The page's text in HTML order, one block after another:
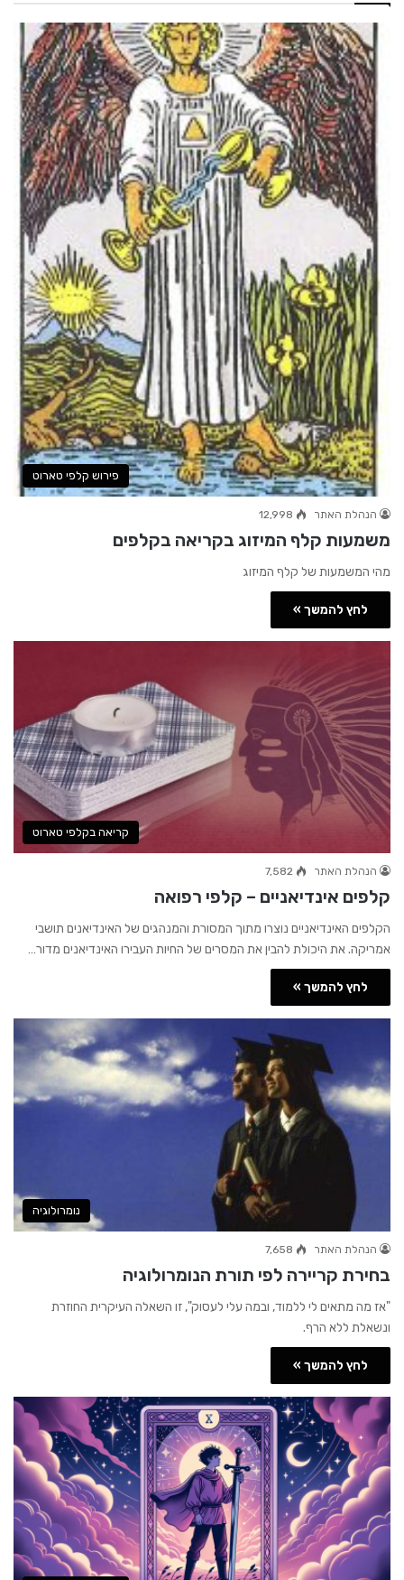
פירוש קלפי טארוט
הנהלת האתר 12,998
משמעות קלף המיזוג בקריאה בקלפים
מהי המשמעות של קלף המיזוג
לחץ להמשך »
קריאה בקלפי טארוט
הנהלת האתר 7,582
קלפים אינדיאניים – קלפי רפואה
הקלפים האינדיאניים נוצרו מתוך המסורת והמנהגים של האינדיאנים תושבי
אמריקה. את היכולת להבין את המסרים של החיות העבירו האינדיאנים מדור…
לחץ להמשך »
נומרולוגיה
הנהלת האתר 7,658
בחירת קריירה לפי תורת הנומרולוגיה
"אז מה מתאים לי ללמוד, ובמה עלי לעסוק", זו השאלה העיקרית החוזרת
ונשאלת ללא הרף.
לחץ להמשך »